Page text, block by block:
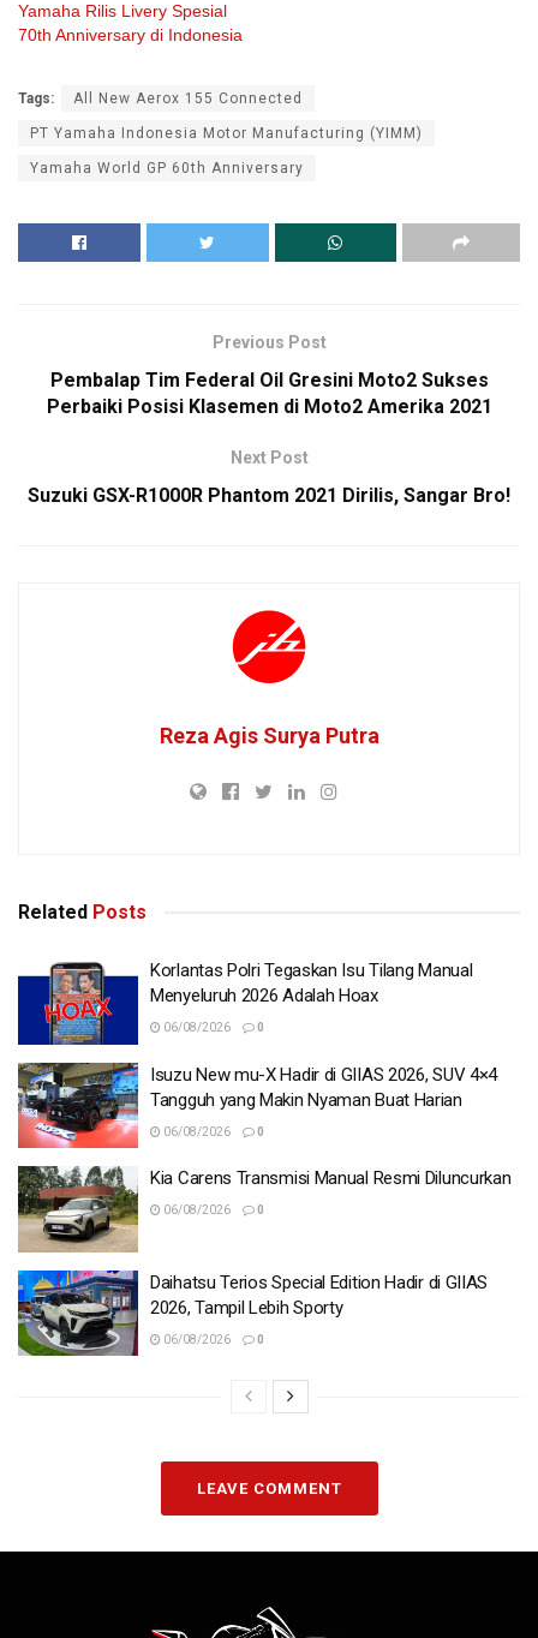
Yamaha Rilis Livery Spesial
70th Anniversary di Indonesia
Tags: All New Aerox 155 Connected
PT Yamaha Indonesia Motor Manufacturing (YIMM)
Yamaha World GP 60th Anniversary
Previous Post
Pembalap Tim Federal Oil Gresini Moto2 Sukses
Perbaiki Posisi Klasemen di Moto2 Amerika 2021
Next Post
Suzuki GSX-R1000R Phantom 2021 Dirilis, Sangar Bro!
Reza Agis Surya Putra
Related Posts
Korlantas Polri Tegaskan Isu Tilang Manual
Menyeluruh 2026 Adalah Hoax
06/08/2026 0
Isuzu New mu-X Hadir di GIIAS 2026, SUV 4×4
Tangguh yang Makin Nyaman Buat Harian
06/08/2026 0
Kia Carens Transmisi Manual Resmi Diluncurkan
06/08/2026 0
Daihatsu Terios Special Edition Hadir di GIIAS
2026, Tampil Lebih Sporty
06/08/2026 0
LEAVE COMMENT